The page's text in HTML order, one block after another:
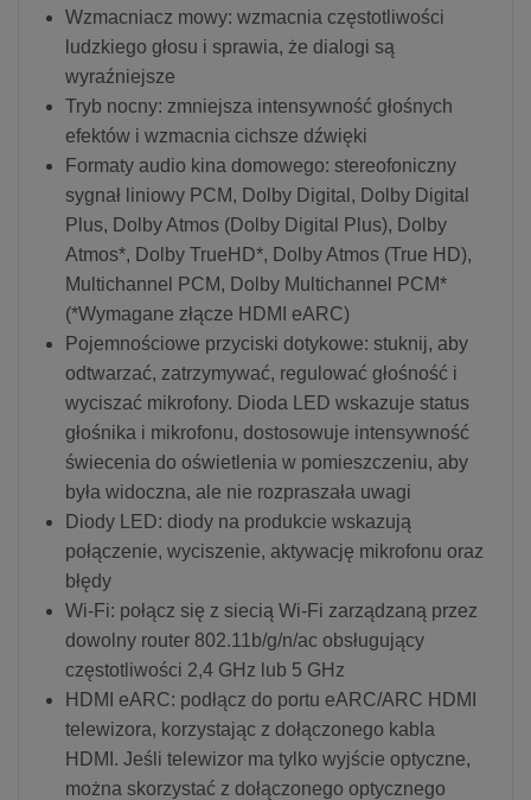
Wzmacniacz mowy: wzmacnia częstotliwości
ludzkiego głosu i sprawia, że dialogi są
wyraźniejsze
Tryb nocny: zmniejsza intensywność głośnych
efektów i wzmacnia cichsze dźwięki
Formaty audio kina domowego: stereofoniczny
sygnał liniowy PCM, Dolby Digital, Dolby Digital
Plus, Dolby Atmos (Dolby Digital Plus), Dolby
Atmos*, Dolby TrueHD*, Dolby Atmos (True HD),
Multichannel PCM, Dolby Multichannel PCM*
(*Wymagane złącze HDMI eARC)
Pojemnościowe przyciski dotykowe: stuknij, aby
odtwarzać, zatrzymywać, regulować głośność i
wyciszać mikrofony. Dioda LED wskazuje status
głośnika i mikrofonu, dostosowuje intensywność
świecenia do oświetlenia w pomieszczeniu, aby
była widoczna, ale nie rozpraszała uwagi
Diody LED: diody na produkcie wskazują
połączenie, wyciszenie, aktywację mikrofonu oraz
błędy
Wi-Fi: połącz się z siecią Wi-Fi zarządzaną przez
dowolny router 802.11b/g/n/ac obsługujący
częstotliwości 2,4 GHz lub 5 GHz
HDMI eARC: podłącz do portu eARC/ARC HDMI
telewizora, korzystając z dołączonego kabla
HDMI. Jeśli telewizor ma tylko wyjście optyczne,
można skorzystać z dołączonego optycznego